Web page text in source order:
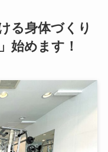
る身体づくり
始めます！